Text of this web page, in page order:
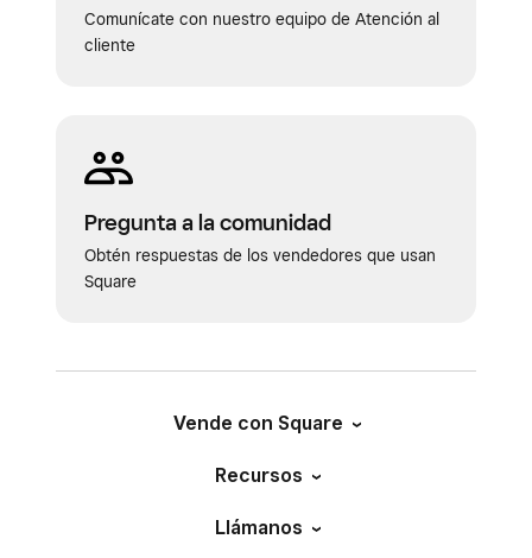
Comunícate con nuestro equipo de Atención al
cliente
Pregunta a la comunidad
Obtén respuestas de los vendedores que usan
Square
Vende con Square
Recursos
Llámanos